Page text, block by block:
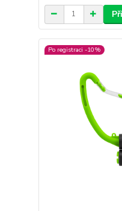
Po registraci -10%